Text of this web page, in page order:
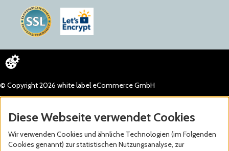
© Copyright 2026 white label eCommerce GmbH
Diese Webseite verwendet Cookies
Wir verwenden Cookies und ähnliche Technologien (im Folgenden
Cookies genannt) zur statistischen Nutzungsanalyse, zur